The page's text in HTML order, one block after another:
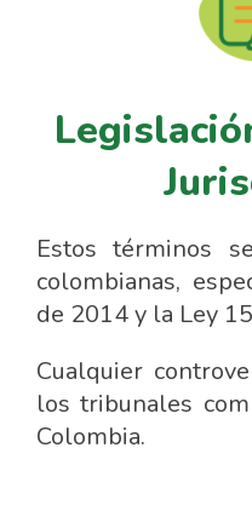
Estos términos
colombianas,
de 2014 y la Ley
Cualquier
los tribunales
Colombia.